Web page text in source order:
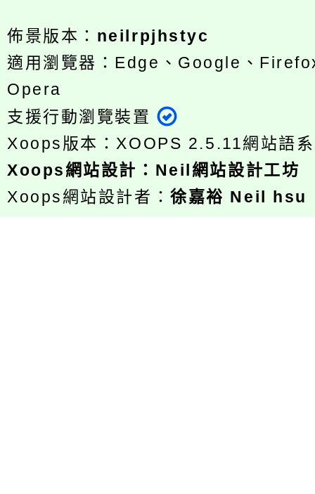
佈景版本： neilrpjhstyc
適用瀏覽器：Edge、Google、
Opera
支援行動瀏覽裝置
Xoops版本： XOOPS 2.5.11網站語
Xoops網站設計 ： Neil網站設計工坊
Xoops網站設計者：徐嘉裕 Neil hsu